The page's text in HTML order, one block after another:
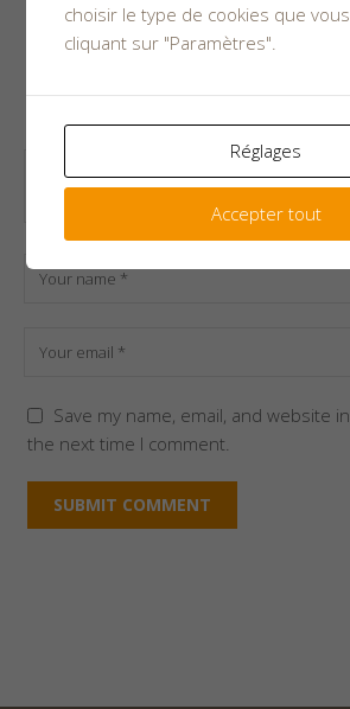
Leave a Reply
Save my name, email, and website
the next time I comment.
choisir le type de cookies que
cliquant sur "Paramètres".
Réglages
Accepter tout